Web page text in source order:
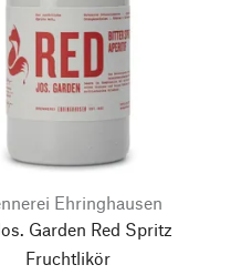
Ehringhausen
Garden Red Spritz
Fruchtlikör